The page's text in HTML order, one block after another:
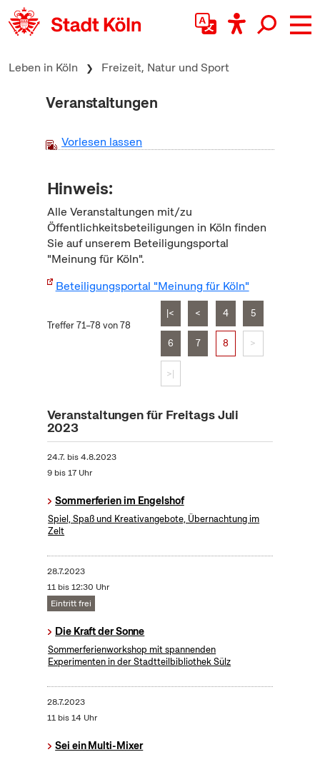
zum Inhalt springen
Leben in Köln Freizeit, Natur und Sport
Veranstaltungen
Vorlesen lassen
Hinweis:
Alle Veranstaltungen mit/zu
Öffentlichkeitsbeteiligungen in Köln finden
Sie auf unserem Beteiligungsportal
"Meinung für Köln".
Beteiligungsportal "Meinung für Köln"
Treffer 71–78 von 78
|< < 4 5
6 7 8 >
>|
Veranstaltungen für Freitags Juli
2023
24.7. bis4.8.2023
9 bis 17 Uhr
Sommerferien im Engelshof
Spiel, Spaß und Kreativangebote, Übernachtung im
Zelt
28.7.2023
11 bis 12:30 Uhr
Eintritt frei
Die Kraft der Sonne
Sommerferienworkshop mit spannenden
Experimenten in der Stadtteilbibliothek Sülz
28.7.2023
11 bis 14 Uhr
Sei ein Multi-Mixer